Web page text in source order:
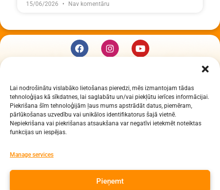
Lai nodrošinātu vislabāko lietošanas pieredzi, mēs izmantojam tādas
tehnoloģijas kā sīkdatnes, lai saglabātu un/vai piekļūtu ierīces informācijai.
Piekrišana šīm tehnoloģijām ļaus mums apstrādāt datus, piemēram,
pārlūkošanas uzvedību vai unikālos identifikatorus šajā vietnē.
Nepiekrišana vai piekrišanas atsaukšana var negatīvi ietekmēt noteiktas
funkcijas un iespējas.
Manage services
Pieņemt
15/06/2026 Nav komentāru
Daugavpils Zinātņu vidusskola
Raiņa iela 30, Daugavpils, LV-5401
Reģ. Nr. 2713903513 (IZM)
Daugavpils valstspilsētas pašvaldība 90000077325
tālr. Direktors: 65423030,